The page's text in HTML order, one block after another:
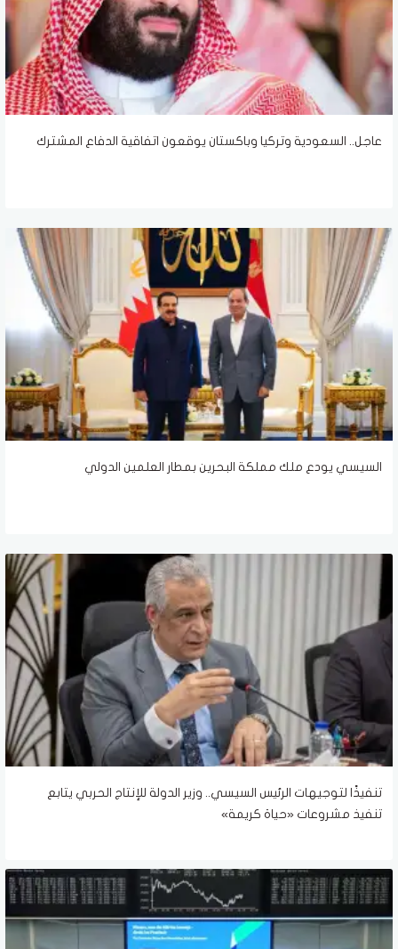
عاجل.. السعودية وتركيا وباكستان يوقعون اتفاقية الدفاع المشترك
السيسي يودع ملك مملكة البحرين بمطار العلمين الدولي
تنفيذًا لتوجيهات الرئيس السيسي.. وزير الدولة للإنتاج الحربي يتابع
تنفيذ مشروعات «حياة كريمة»